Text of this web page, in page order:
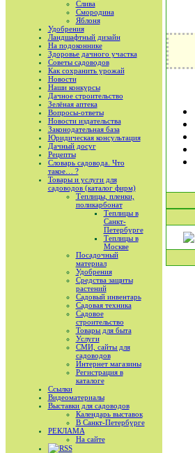
Слива
Смородина
Яблоня
Удобрения
Ландшафтный дизайн
На подоконнике
Здоровье дачного участка
Советы садоводов
Как сохранить урожай
Новости
Наши конкурсы
Дачное строительство
Зелёная аптека
Вопросы-ответы
Новости издательства
Законодательная база
Юридическая консультация
Дачный досуг
Рецепты
Словарь садовода. Что
такое… ?
Товары и услуги для
садоводов (каталог фирм)
Теплицы, пленки,
поликарбонат
Теплицы в
Санкт-
Петербурге
Теплицы в
Москве
Посадочный
материал
Удобрения
Средства защиты
растений
Садовый инвентарь
Садовая техника
Садовое
строительство
Товары для быта
Услуги
СМИ, сайты для
садоводов
Интернет магазины
Регистрация в
каталоге
Ссылки
Видеоматериалы
Выставки для садоводов
Календарь выставок
В Санкт-Петербурге
РЕКЛАМА
На сайте
RSS